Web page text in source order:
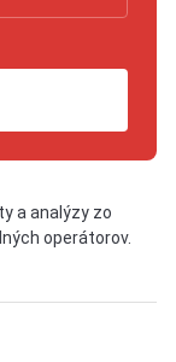
a analýzy zo
operátorov.